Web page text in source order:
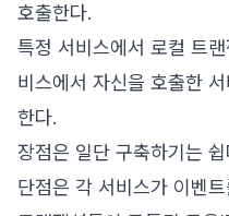
호출한다.
특정 서비스에서 로컬 트
비스에서 자신을 호출한
한다.
장점은 일단 구축하기는
단점은 각 서비스가 이벤